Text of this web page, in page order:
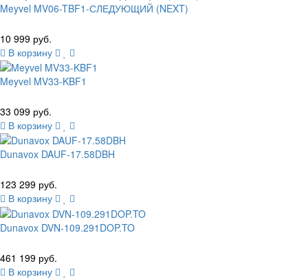
Meyvel MV06-TBF1-СЛЕДУЮЩИЙ (NEXT)
10 999 руб.
В корзину
Meyvel MV33-KBF1
33 099 руб.
В корзину
Dunavox DAUF-17.58DBH
123 299 руб.
В корзину
Dunavox DVN-109.291DOP.TO
461 199 руб.
В корзину